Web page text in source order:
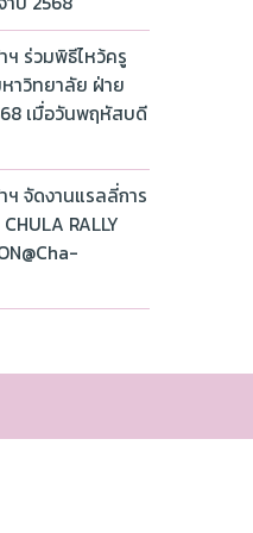
ฯ ร่วมพิธีไหว้ครู
าวิทยาลัย ฝ่าย
เมื่อวันพฤหัสบดี
ฯ จัดงานแรลลี่การ
RALLY